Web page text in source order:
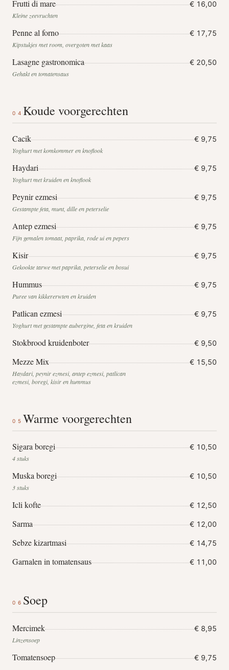
Frutti di mare € 16,00
Kleine zeevruchten
Penne al forno € 17,75
Kipstukjes met room, overgoten met kaas
Lasagne gastronomica € 20,50
Gehakt en tomatensaus
04 Koude voorgerechten
Cacik € 9,75
Yoghurt met komkommer en knoflook
Haydari € 9,75
Yoghurt met kruiden en knoflook
Peynir ezmesi € 9,75
Gestampte feta, munt, dille en peterselie
Antep ezmesi € 9,75
Fijn gemalen tomaat, paprika, rode ui en pepers
Kisir € 9,75
Gekookte tarwe met paprika, peterselie en bosui
Hummus € 9,75
Puree van kikkererwten en kruiden
Patlican ezmesi € 9,75
Yoghurt met gestampte aubergine, feta en kruiden
Stokbrood kruidenboter € 9,50
Mezze Mix € 15,50
Haydari, peynir ezmesi, antep ezmesi, patlican
ezmesi, boregi, kisir en hummus
05 Warme voorgerechten
Sigara boregi € 10,50
4 stuks
Muska boregi € 10,50
3 stuks
Icli kofte € 12,50
Sarma € 12,00
Sebze kizartmasi € 14,75
Garnalen in tomatensaus € 11,00
06 Soep
Mercimek € 8,95
Linzensoep
Tomatensoep € 9,75